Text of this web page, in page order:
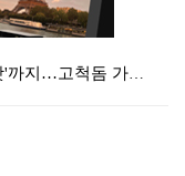
에스파, '쇠맛'부터 '달콤한 맛'까지…고척돔 가득 채…